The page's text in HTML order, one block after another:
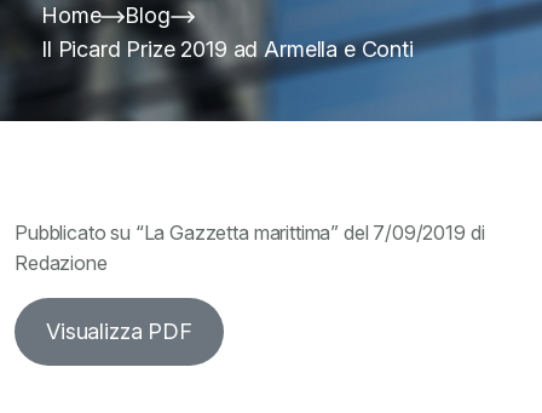
Home
Blog
Il Picard Prize 2019 ad Armella e Conti
Pubblicato su “La Gazzetta marittima” del 7/09/2019 di
Redazione
Visualizza PDF